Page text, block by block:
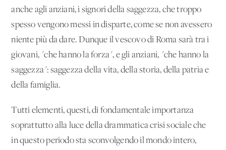
anche agli anziani, i signori della saggezza, che troppo
spesso vengono messi in disparte, come se non avessero
niente più da dare. Dunque il vescovo di Roma sarà tra i
giovani, "che hanno la forza", e gli anziani, "che hanno la
saggezza": saggezza della vita, della storia, della patria e
della famiglia.
Tutti elementi, questi, di fondamentale importanza
soprattutto alla luce della drammatica crisi sociale che
in questo periodo sta sconvolgendo il mondo intero,